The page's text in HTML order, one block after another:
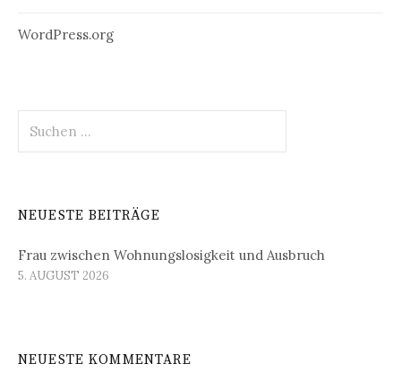
WordPress.org
nach:
NEUESTE BEITRÄGE
Frau zwischen Wohnungslosigkeit und Ausbruch
5. AUGUST 2026
NEUESTE KOMMENTARE